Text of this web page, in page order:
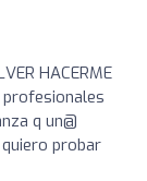
HACERME
profesionales
q un@
probar